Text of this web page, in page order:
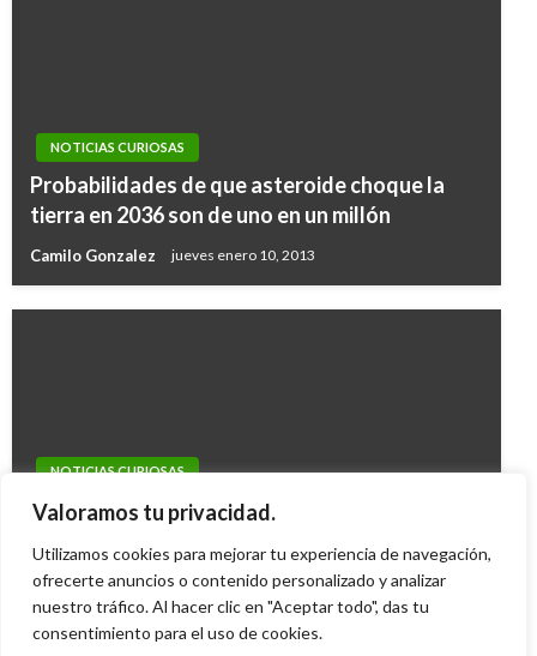
Valoramos tu privacidad.
Utilizamos cookies para mejorar tu experiencia de navegación,
ofrecerte anuncios o contenido personalizado y analizar
nuestro tráfico. Al hacer clic en "Aceptar todo", das tu
consentimiento para el uso de cookies.
NOTICIAS CURIOSAS
Probabilidades de que asteroide choque la
tierra en 2036 son de uno en un millón
Camilo Gonzalez jueves enero 10, 2013
NOTICIAS CURIOSAS
Calamar gigante fue filmado a 900 metros de
Juan Sebastián Obando martes enero 8, 2013